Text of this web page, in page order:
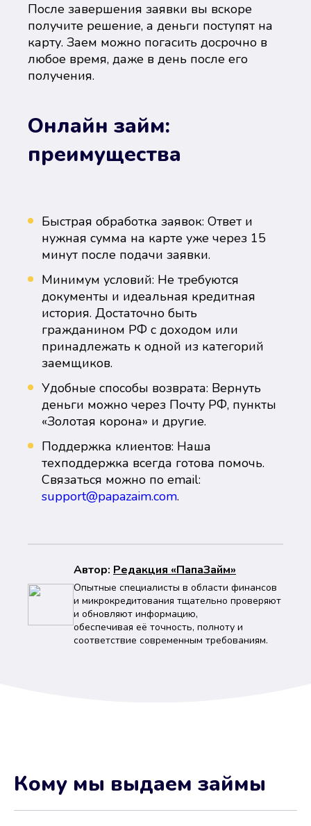
После завершения заявки вы вскоре
получите решение, а деньги поступят на
карту. Заем можно погасить досрочно в
любое время, даже в день после его
получения.
Онлайн займ:
преимущества
Быстрая обработка заявок: Ответ и
нужная сумма на карте уже через 15
минут после подачи заявки.
Минимум условий: Не требуются
документы и идеальная кредитная
история. Достаточно быть
гражданином РФ с доходом или
принадлежать к одной из категорий
заемщиков.
Удобные способы возврата: Вернуть
деньги можно через Почту РФ, пункты
«Золотая корона» и другие.
Поддержка клиентов: Наша
техподдержка всегда готова помочь.
Связаться можно по email:
support@papazaim.com.
Автор: Peдaкция «ПапаЗайм»
Опытные специалисты в области финансов
и микрокредитования тщательно проверяют
и обновляют информацию,
обеспечивая её точность, полноту и
соответствие современным требованиям.
Кому мы выдаем займы